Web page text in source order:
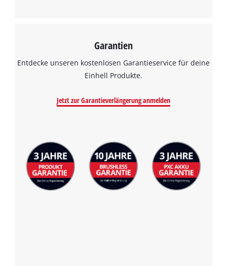
Garantien
Entdecke unseren kostenlosen Garantieservice für deine
Einhell Produkte.
Jetzt zur Garantieverlängerung anmelden